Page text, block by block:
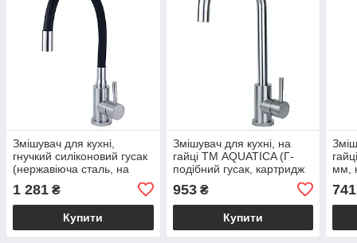
Змішувач для кухні,
гнучкий силіконовий гусак
(нержавіюча сталь, на
ТМ AQUATICA
1 281 ₴
Купити
Змішувач для кухні, на
гайці ТМ AQUATICA (Г-
подібний гусак, картридж
953₴
Купити
мм,
741